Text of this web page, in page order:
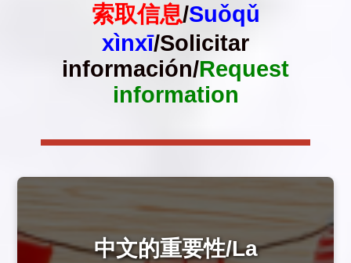
索取信息/Suǒqǔ
xìnxī/Solicitar
información/Request
information
中文的重要性/La